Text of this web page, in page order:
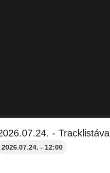
- Tracklistával
2026.07.24. - 12:00